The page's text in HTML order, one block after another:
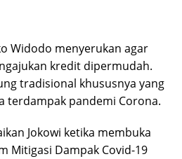
Widodo menyerukan agar
kredit dipermudah.
tradisional khususnya yang
terdampak pandemi Corona.
Jokowi ketika membuka
Mitigasi Dampak Covid-19